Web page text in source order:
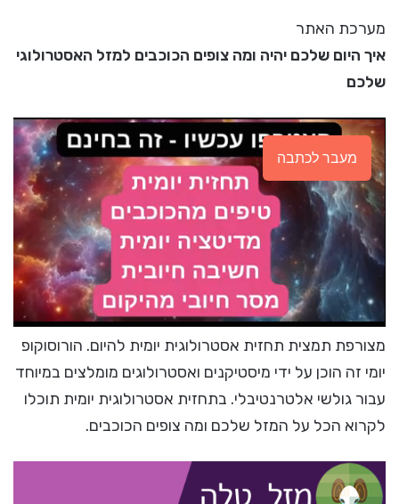
מערכת האתר
איך היום שלכם יהיה ומה צופים הכוכבים למזל האסטרולוגי
שלכם
מעבר לכתבה
מצורפת תמצית תחזית אסטרולוגית יומית להיום. הורוסוקופ
יומי זה הוכן על ידי מיסטיקנים ואסטרולוגים מומלצים במיוחד
עבור גולשי אלטרנטיבלי. בתחזית אסטרולוגית יומית תוכלו
לקרוא הכל על המזל שלכם ומה צופים הכוכבים.